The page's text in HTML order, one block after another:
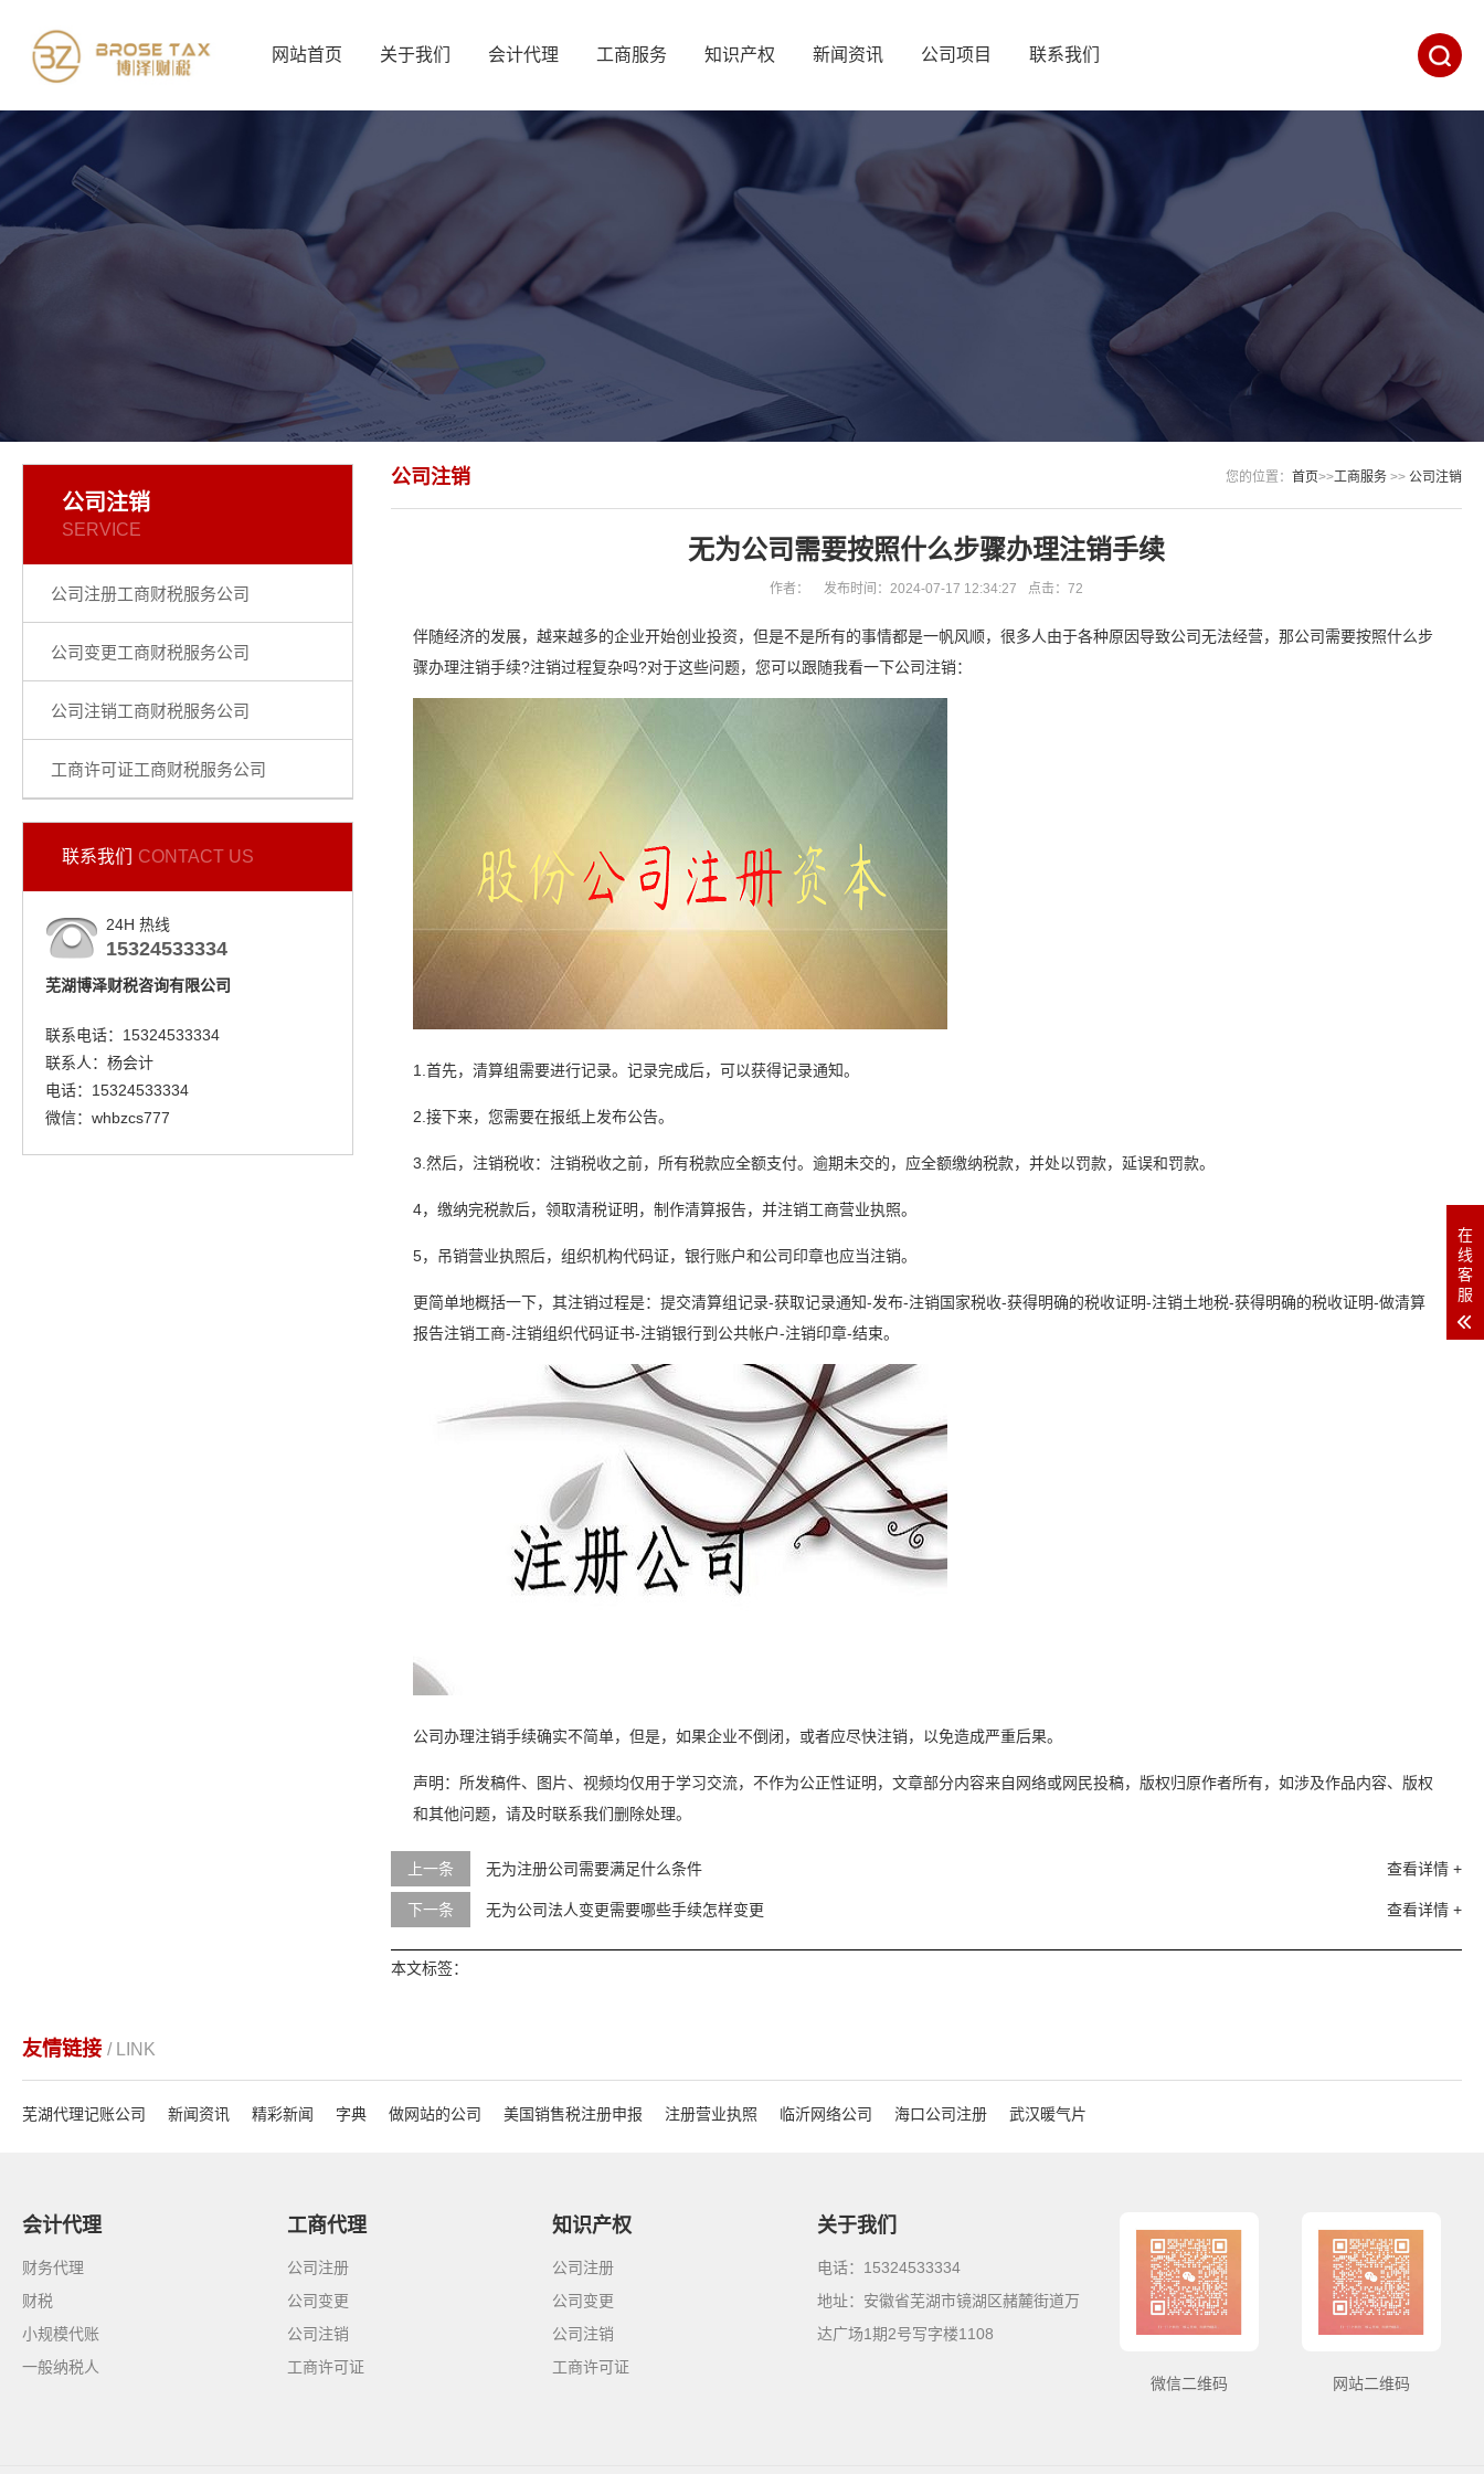
网站首页 关于我们 会计代理 工商服务 知识产权 新闻资讯 公司项目 联系我们
公司注销
SERVICE
公司注册工商财税服务公司
公司变更工商财税服务公司
公司注销工商财税服务公司
工商许可证工商财税服务公司
联系我们 CONTACT US
24H 热线
15324533334
芜湖博泽财税咨询有限公司
联系电话：15324533334
联系人：杨会计
电话：15324533334
微信：whbzcs777
您的位置： 首页>>工商服务 >> 公司注销
公司注销
无为公司需要按照什么步骤办理注销手续
作者： 发布时间：2024-07-17 12:34:27 点击： 72
伴随经济的发展，越来越多的企业开始创业投资，但是不是所有的事情都是一帆风顺，很多人由于各种原因导致公司无法经营，那公司需要按照什么步
骤办理注销手续?注销过程复杂吗?对于这些问题，您可以跟随我看一下公司注销：
1.首先，清算组需要进行记录。记录完成后，可以获得记录通知。
2.接下来，您需要在报纸上发布公告。
3.然后，注销税收：注销税收之前，所有税款应全额支付。逾期未交的，应全额缴纳税款，并处以罚款，延误和罚款。
4，缴纳完税款后，领取清税证明，制作清算报告，并注销工商营业执照。
5，吊销营业执照后，组织机构代码证，银行账户和公司印章也应当注销。
更简单地概括一下，其注销过程是：提交清算组记录-获取记录通知-发布-注销国家税收-获得明确的税收证明-注销土地税-获得明确的税收证明-做清算
报告注销工商-注销组织代码证书-注销银行到公共帐户-注销印章-结束。
公司办理注销手续确实不简单，但是，如果企业不倒闭，或者应尽快注销，以免造成严重后果。
声明：所发稿件、图片、视频均仅用于学习交流，不作为公正性证明，文章部分内容来自网络或网民投稿，版权归原作者所有，如涉及作品内容、版权
和其他问题，请及时联系我们删除处理。
上一条 查看详情 +
无为注册公司需要满足什么条件
下一条 查看详情 +
无为公司法人变更需要哪些手续怎样变更
本文标签：
友情链接 / LINK
芜湖代理记账公司 新闻资讯 精彩新闻 字典 做网站的公司 美国销售税注册申报 注册营业执照 临沂网络公司 海口公司注册 武汉暖气片
会计代理
财务代理
财税
小规模代账
一般纳税人
工商代理
公司注册
公司变更
公司注销
工商许可证
知识产权
公司注册
公司变更
公司注销
工商许可证
关于我们
电话：15324533334
地址：安徽省芜湖市镜湖区赭麓街道万
达广场1期2号写字楼1108
微信二维码 网站二维码
在
线
客
服